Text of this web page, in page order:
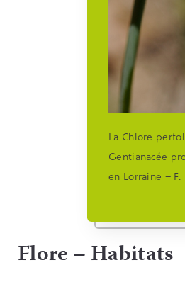
La Chlore
Gentianacée
en Lorraine –
Flore – Habitats